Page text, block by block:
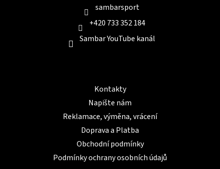
sambarsport
+420 733 352 184
Sambar YouTube kanál
Kontakty
Napište nám
Reklamace, výměna, vrácení
Doprava a Platba
Obchodní podmínky
Podmínky ochrany osobních údajů